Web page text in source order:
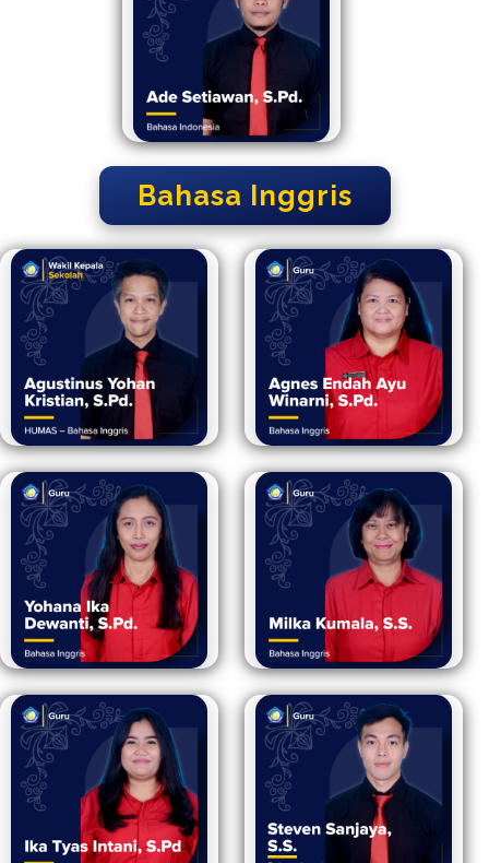
Bahasa Inggris